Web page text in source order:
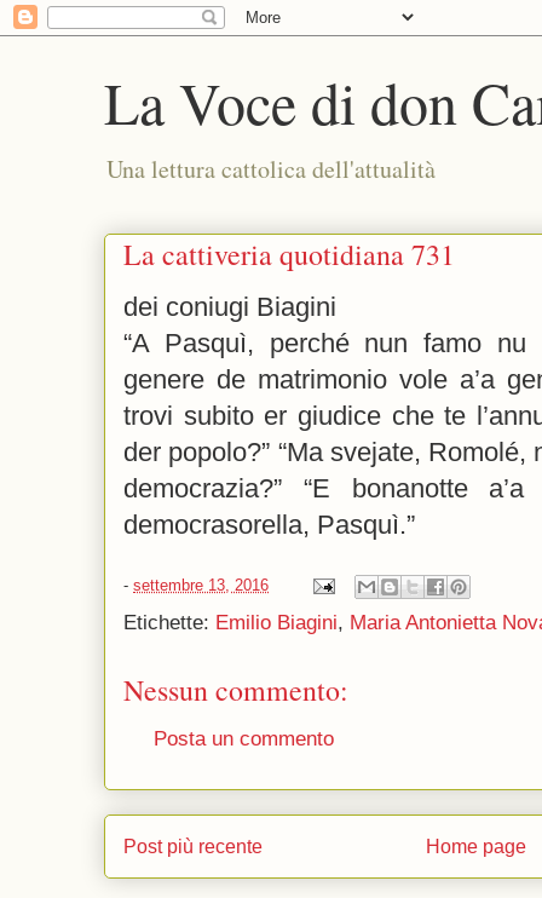
La Voce di don
Una lettura cattolica dell'attualità
La cattiveria quotidiana 731
dei coniugi Biagini
“A Pasquì, perché nun famo nu
genere de matrimonio vole a’a
trovi subito er giudice che te
der popolo?” “Ma svejate,
democrazia?” “E bonanotte
democrasorella, Pasquì.”
- settembre 13, 2016
Etichette: Emilio Biagini, Maria Antonietta
Nessun commento:
Posta un commento
Post più recente Home page